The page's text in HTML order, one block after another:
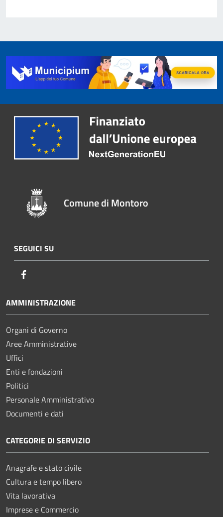
Comune di Montoro
SEGUICI SU
AMMINISTRAZIONE
Organi di Governo
Aree Amministrative
Uffici
Enti e fondazioni
Politici
Personale Amministrativo
Documenti e dati
CATEGORIE DI SERVIZIO
Anagrafe e stato civile
Cultura e tempo libero
Vita lavorativa
Imprese e Commercio